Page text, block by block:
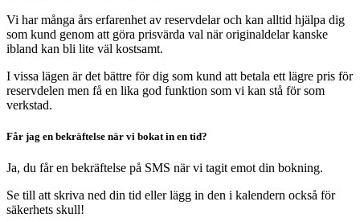
Vi har många års erfarenhet av reservdelar och kan alltid hjälpa dig
som kund genom att göra prisvärda val när originaldelar kanske
ibland kan bli lite väl kostsamt.
I vissa lägen är det bättre för dig som kund att betala ett lägre pris för
reservdelen men få en lika god funktion som vi kan stå för som
verkstad.
Får jag en bekräftelse när vi bokat in en tid?
Ja, du får en bekräftelse på SMS när vi tagit emot din bokning.
Se till att skriva ned din tid eller lägg in den i kalendern också för
säkerhets skull!